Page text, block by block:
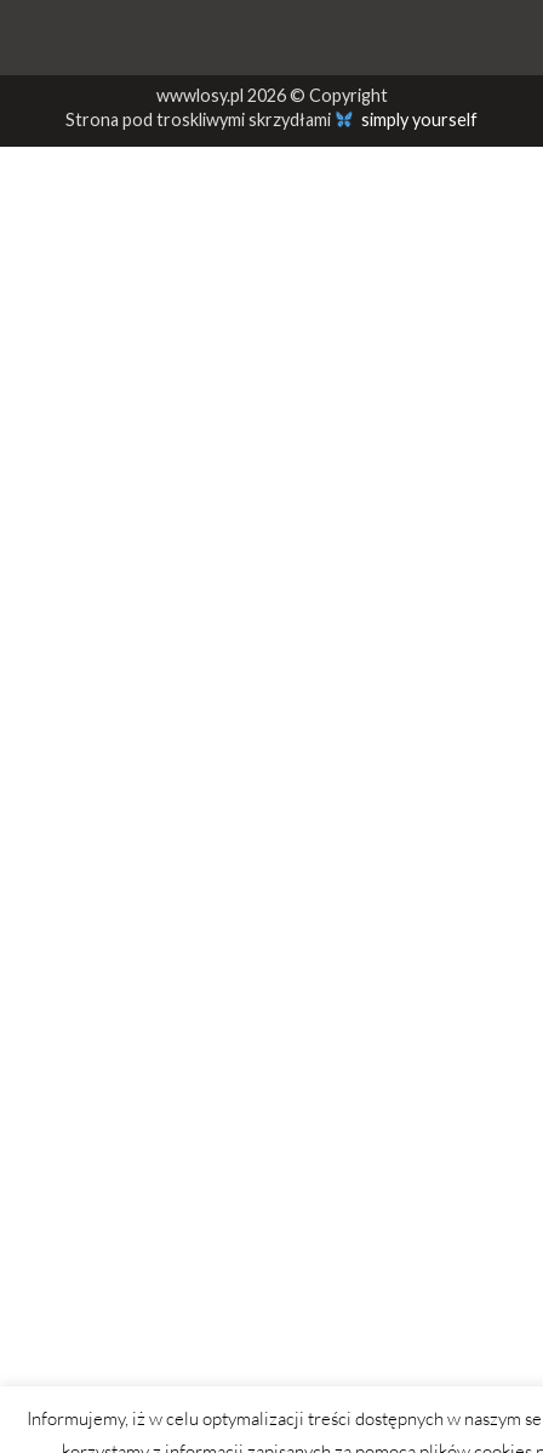
wwwlosy.pl 2026 © Copyright
Strona pod troskliwymi skrzydłami
simply yourself
Informujemy, iż w celu optymalizacji treści dostępnych w naszym